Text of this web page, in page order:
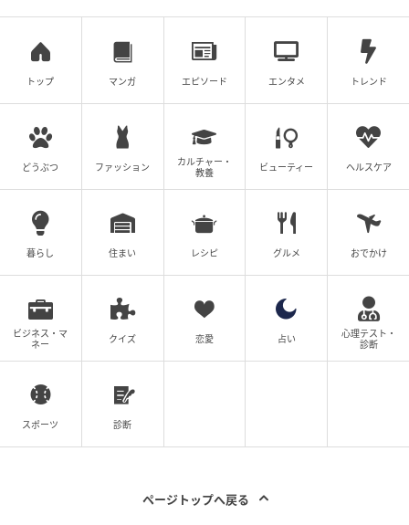
合わせて、自身のスタイルブランド「アズ・エヴァ
ー」のウェブサイトも刷新された。サイト内では、メ
ーガン妃が自宅のキッチンでフルーツスプレッドの瓶
るプロモーション映像が新たに公開されている。
プライベートな家族の時間を切り売りするかのような
タイミングで、自身のブランド露出もしっかりと重ね
てくるメーガン妃。公私ともに抜かりないそのセルフ
プロデュース力は、今後もSNSの話題をさらいそうで
ある。
トップ マンガ エピソード エンタメ トレンド
どうぶつ ファッション
カルチャー・
教養
ビューティー ヘルスケア
暮らし 住まい レシピ グルメ おでかけ
ビジネス・マ
ネー
クイズ 恋愛 占い
心理テスト・
診断
スポーツ 診断
ページトップへ戻る